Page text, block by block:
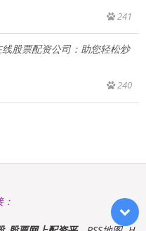
241
股票配资公司：助您轻松炒
240